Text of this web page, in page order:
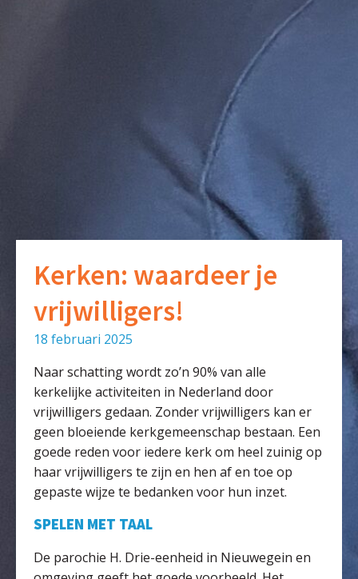
Kerken: waardeer je
vrijwilligers!
18 februari 2025
Naar schatting wordt zo’n 90% van alle
kerkelijke activiteiten in Nederland door
vrijwilligers gedaan. Zonder vrijwilligers kan er
geen bloeiende kerkgemeenschap bestaan. Een
goede reden voor iedere kerk om heel zuinig op
haar vrijwilligers te zijn en hen af en toe op
gepaste wijze te bedanken voor hun inzet.
SPELEN MET TAAL
De parochie H. Drie-eenheid in Nieuwegein en